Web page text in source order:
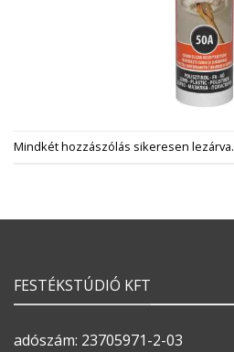
Mindkét hozzászólás sikeresen lezárva.
FESTÉKSTÚDIÓ KFT
adószám: 23705971-2-03